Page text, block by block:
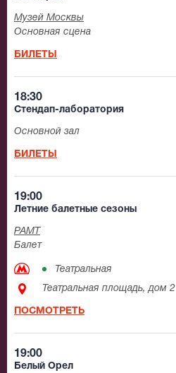
Музей Москвы
Основная сцена
БИЛЕТЫ
18:30
Стендап-лаборатория
Основной зал
БИЛЕТЫ
19:00
Летние балетные сезоны
РАМТ
Балет
Театральная
Театральная площадь, дом 2
ПОСМОТРЕТЬ
19:00
Белый Орел